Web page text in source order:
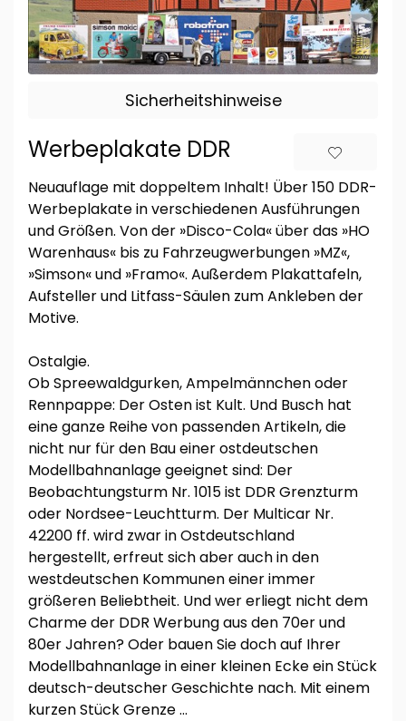
Sicherheitshinweise
Werbeplakate DDR
Neuauflage mit doppeltem Inhalt! Über 150 DDR-
Werbeplakate in verschiedenen Ausführungen
und Größen. Von der »Disco-Cola« über das »HO
Warenhaus« bis zu Fahrzeugwerbungen »MZ«,
»Simson« und »Framo«. Außerdem Plakattafeln,
Aufsteller und Litfass-Säulen zum Ankleben der
Motive.
Ostalgie.
Ob Spreewaldgurken, Ampelmännchen oder
Rennpappe: Der Osten ist Kult. Und Busch hat
eine ganze Reihe von passenden Artikeln, die
nicht nur für den Bau einer ostdeutschen
Modellbahnanlage geeignet sind: Der
Beobachtungsturm Nr. 1015 ist DDR Grenzturm
oder Nordsee-Leuchtturm. Der Multicar Nr.
42200 ff. wird zwar in Ostdeutschland
hergestellt, erfreut sich aber auch in den
westdeutschen Kommunen einer immer
größeren Beliebtheit. Und wer erliegt nicht dem
Charme der DDR Werbung aus den 70er und
80er Jahren? Oder bauen Sie doch auf Ihrer
Modellbahnanlage in einer kleinen Ecke ein Stück
deutsch-deutscher Geschichte nach. Mit einem
kurzen Stück Grenze …